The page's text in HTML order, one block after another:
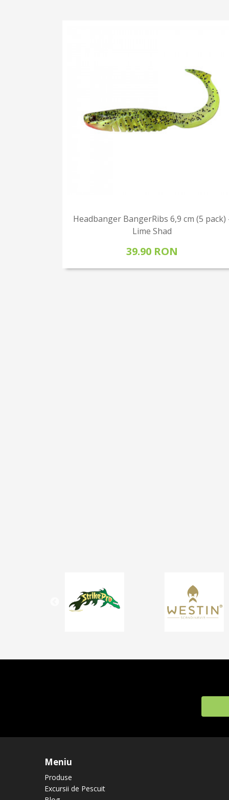
Headbanger BangerRibs 6,9 cm (5 pack)
Lime Shad
39.90 RON
Meniu
Produse
Excursii de Pescuit